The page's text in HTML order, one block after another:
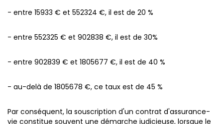
- entre 15933 € et 552324 €, il est de 20 %
- entre 552325 € et 902838 €, il est de 30%
- entre 902839 € et 1805677 €, il est de 40 %
- au-delà de 1805678 €, ce taux est de 45 %
Par conséquent, la souscription d'un contrat d'assurance-
vie constitue souvent une démarche judicieuse, lorsque le